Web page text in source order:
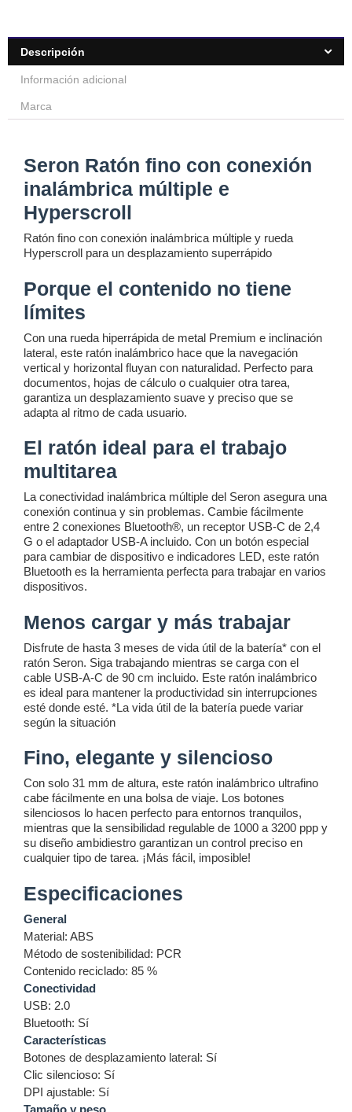
Descripción
Información adicional
Marca
Seron Ratón fino con conexión
inalámbrica múltiple e
Hyperscroll
Ratón fino con conexión inalámbrica múltiple y rueda
Hyperscroll para un desplazamiento superrápido
Porque el contenido no tiene
límites
Con una rueda hiperrápida de metal Premium e inclinación
lateral, este ratón inalámbrico hace que la navegación
vertical y horizontal fluyan con naturalidad. Perfecto para
documentos, hojas de cálculo o cualquier otra tarea,
garantiza un desplazamiento suave y preciso que se
adapta al ritmo de cada usuario.
El ratón ideal para el trabajo
multitarea
La conectividad inalámbrica múltiple del Seron asegura una
conexión continua y sin problemas. Cambie fácilmente
entre 2 conexiones Bluetooth®, un receptor USB-C de 2,4
G o el adaptador USB-A incluido. Con un botón especial
para cambiar de dispositivo e indicadores LED, este ratón
Bluetooth es la herramienta perfecta para trabajar en varios
dispositivos.
Menos cargar y más trabajar
Disfrute de hasta 3 meses de vida útil de la batería* con el
ratón Seron. Siga trabajando mientras se carga con el
cable USB-A-C de 90 cm incluido. Este ratón inalámbrico
es ideal para mantener la productividad sin interrupciones
esté donde esté. *La vida útil de la batería puede variar
según la situación
Fino, elegante y silencioso
Con solo 31 mm de altura, este ratón inalámbrico ultrafino
cabe fácilmente en una bolsa de viaje. Los botones
silenciosos lo hacen perfecto para entornos tranquilos,
mientras que la sensibilidad regulable de 1000 a 3200 ppp y
su diseño ambidiestro garantizan un control preciso en
cualquier tipo de tarea. ¡Más fácil, imposible!
Especificaciones
General
Material: ABS
Método de sostenibilidad: PCR
Contenido reciclado: 85 %
Conectividad
USB: 2.0
Bluetooth: Sí
Características
Botones de desplazamiento lateral: Sí
Clic silencioso: Sí
DPI ajustable: Sí
Tamaño y peso